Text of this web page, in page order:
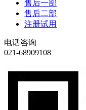
售后一部
售后二部
注册试用
电话咨询
021-68909108